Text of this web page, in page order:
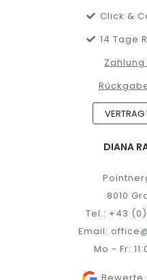
Click &
14 Tage
VERTRAG
DIANA
8010
Tel.: +43
Email:
Mo - Fr: